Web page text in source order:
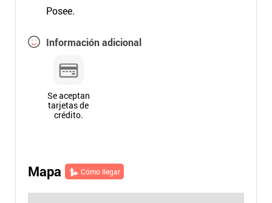
Posee.
Información adicional
Se aceptan
tarjetas de
crédito.
Mapa Cómo llegar